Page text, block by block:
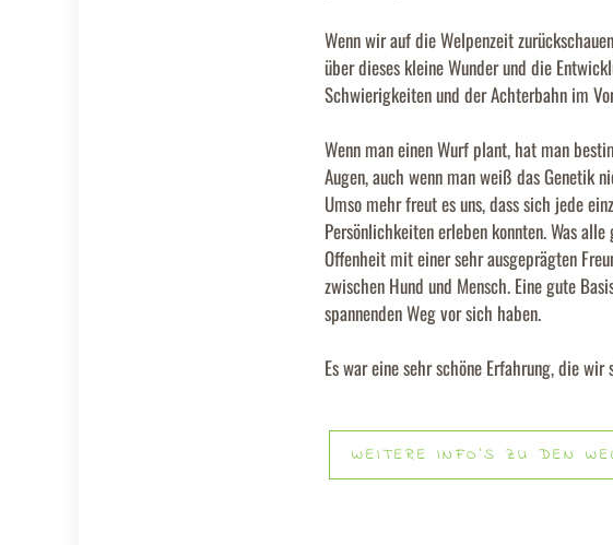
Wenn wir auf die Welpenzeit
über dieses kleine Wunder und die
Schwierigkeiten und der Achterbahn im
Wenn man einen Wurf plant, hat man
Augen, auch wenn man weiß das Genetik
Umso mehr freut es uns, dass sich jede
Persönlichkeiten erleben konnten. Was
Offenheit mit einer sehr ausgeprägten
zwischen Hund und Mensch. Eine gute
spannenden Weg vor sich haben.
Es war eine sehr schöne Erfahrung, die
WEITERE INFO'S ZU DEN